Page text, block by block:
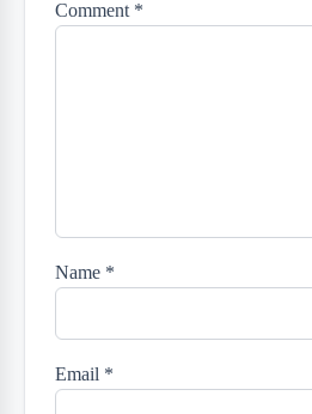
Comment *
Name *
Email *